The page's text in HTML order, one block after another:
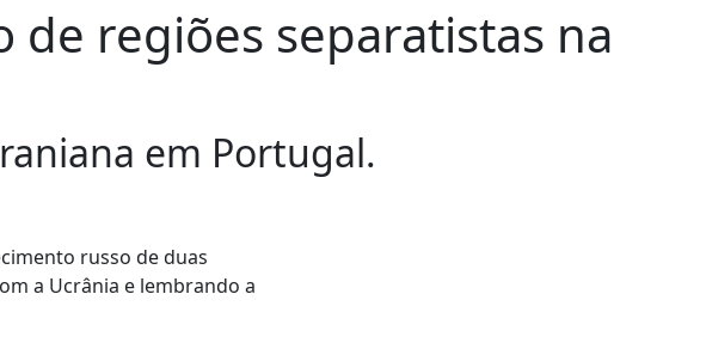
regiões separatistas na
em Portugal.
russo de duas
a Ucrânia e lembrando a